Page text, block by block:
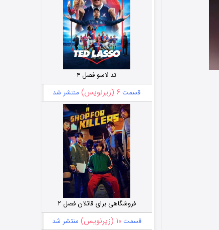
تد لاسو فصل ۴
قسمت ۶ (زیرنویس) منتشر شد
فروشگاهی برای قاتلان فصل ۲
قسمت۱۰ (زیرنویس) منتشر شد